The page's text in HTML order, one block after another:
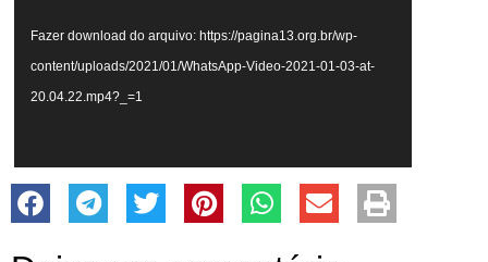
Fazer download do arquivo: https://pagina13.org.br/wp-
content/uploads/2021/01/WhatsApp-Video-2021-01-03-at-
20.04.22.mp4?_=1